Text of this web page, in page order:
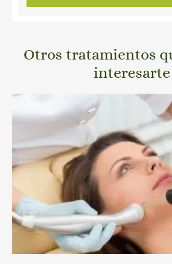
Otros tratamientos
interesarte